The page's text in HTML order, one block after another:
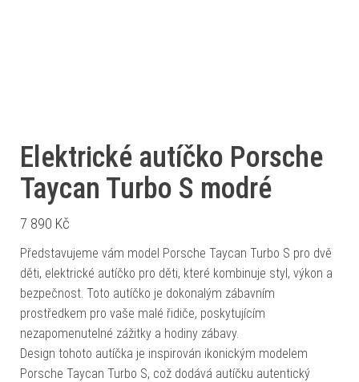
Elektrické autíčko Porsche
Taycan Turbo S modré
7 890 Kč
Představujeme vám model Porsche Taycan Turbo S pro dvě
děti, elektrické autíčko pro děti, které kombinuje styl, výkon a
bezpečnost. Toto autíčko je dokonalým zábavním
prostředkem pro vaše malé řidiče, poskytujícím
nezapomenutelné zážitky a hodiny zábavy.
Design tohoto autíčka je inspirován ikonickým modelem
Porsche Taycan Turbo S, což dodává autíčku autentický